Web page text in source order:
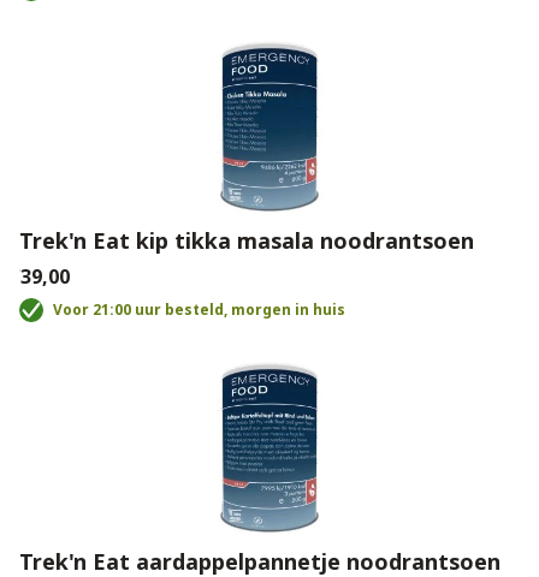
Trek'n Eat kip tikka masala noodrantsoen
€39,00
Voor 21:00 uur besteld, morgen in huis
Trek'n Eat aardappelpannetje noodrantsoen